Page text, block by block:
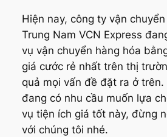
Hiện nay, công ty vận
Trung Nam VCN Express
vụ vận chuyển hàng hóa
giá cước rẻ nhất trên thị
quả mọi vấn đề đặt ra ở trên.
đang có nhu cầu muốn lựa
vụ tiện ích giá tốt này, đừng
với chúng tôi nhé.